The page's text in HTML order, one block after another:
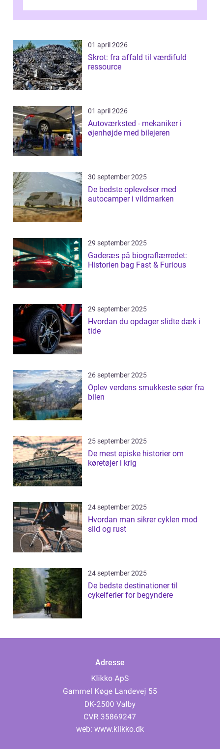
01 april 2026
Skrot: fra affald til værdifuld
ressource
01 april 2026
Autoværksted - mekaniker i
øjenhøjde med bilejeren
30 september 2025
De bedste oplevelser med
autocamper i vildmarken
29 september 2025
Gaderæs på biograflærredet:
Historien bag Fast & Furious
29 september 2025
Hvordan du opdager slidte dæk i
tide
26 september 2025
Oplev verdens smukkeste søer fra
bilen
25 september 2025
De mest episke historier om
køretøjer i krig
24 september 2025
Hvordan man sikrer cyklen mod
slid og rust
24 september 2025
De bedste destinationer til
cykelferier for begyndere
Adresse
web: www.klikko.dk